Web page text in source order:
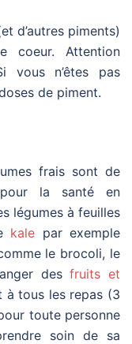
d’autres piments)
coeur. Attention
vous n’êtes pas
de piment.
frais sont de
pour la santé en
légumes à feuilles
kale par exemple
le brocoli, le
desfruits et
à tous les repas (3
toute personne
soin de sa